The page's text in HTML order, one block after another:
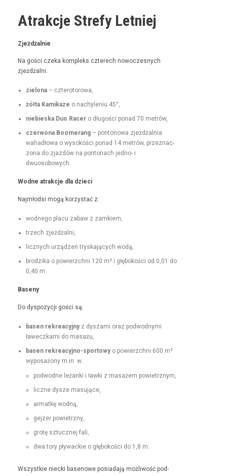
Atrakcje Strefy Letniej
Zjeżdżal­nie
Na goś­ci czeka kom­pleks czterech nowoczes­nych
zjeżdżalni:
zielona– czterotorowa,
żół­ta Kamikaze o nachyle­niu 45°,
niebies­ka Duo Rac­ero dłu­goś­ci pon­ad 70 metrów,
czer­wona Boomerang– pontonowa zjeżdżal­nia
wahadłowa o wysokoś­ci pon­ad 14 metrów, przez­nac­
zona do zjazdów na pon­tonach jed­no- i
dwuosobowych.
Wodne atrakc­je dla dzieci
Najmłod­si mogą korzys­tać z:
wod­nego placu zabaw z zamkiem,
trzech zjeżdżal­ni,
licznych urządzeń tryska­ją­cych wodą,
brodzi­ka o powierzch­ni 120 m² i głębokoś­ci od 0,01 do
0,40 m.
Base­ny
Do dys­pozy­cji goś­ci są:
basen rekrea­cyjnyz dysza­mi oraz pod­wod­ny­mi
ławeczka­mi do masażu,
basen rekrea­cyjno-sportowyo powierzch­ni 600 m²
wyposażony m.in. w:
pod­wodne leżan­ki i ław­ki z masażem powietrznym,
liczne dysze masujące,
armatkę wod­ną,
gejz­er powietrzny,
grotę sztucznej fali,
dwa tory pływack­ie o głębokoś­ci do 1,8 m.
Wszys­tkie niec­ki basenowe posi­ada­ją możli­wość pod­